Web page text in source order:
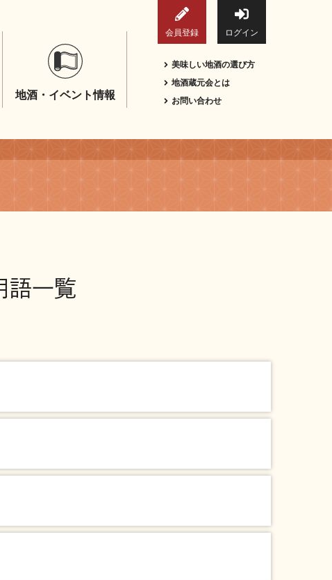
会員登録 ログイン
地酒・イベント情報
美味しい地酒の選び方
地酒蔵元会とは
お問い合わせ
語一覧